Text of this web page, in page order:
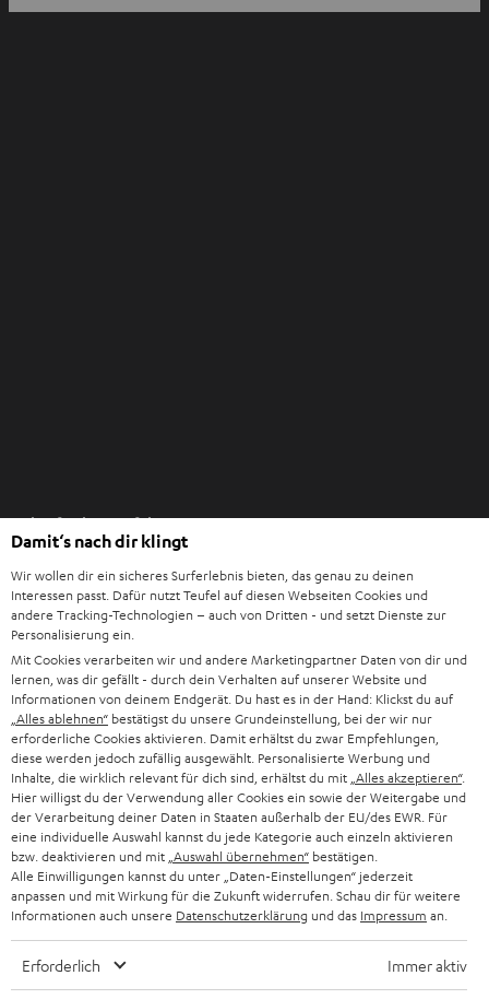
a
m
n
e
u
e
n
T
a
b
ö
n
e
n
Einkaufen bei Teufel
8 Wochen Rückgaberecht
Direkt vom Hersteller
7 Teufel Shops
Audio-Lexikon
Ratgeber
Wissen
Inside
Entertainment
Shop
Im neuen Tab öffnen
Kontakt
Newsletter
Netiquette
Daten-Einstellungen
Impressum
Damit‘s nach dir klingt
Wir wollen dir ein sicheres Surferlebnis bieten, das genau zu deinen
Interessen passt. Dafür nutzt Teufel auf diesen Webseiten Cookies und
andere Tracking-Technologien – auch von Dritten - und setzt Dienste zur
Personalisierung ein.
Mit Cookies verarbeiten wir und andere Marketingpartner Daten von dir und
lernen, was dir gefällt - durch dein Verhalten auf unserer Website und
Informationen von deinem Endgerät. Du hast es in der Hand: Klickst du auf
„Alles ablehnen“ bestätigst du unsere Grundeinstellung, bei der wir nur
erforderliche Cookies aktivieren. Damit erhältst du zwar Empfehlungen,
diese werden jedoch zufällig ausgewählt. Personalisierte Werbung und
Inhalte, die wirklich relevant für dich sind, erhältst du mit „Alles akzeptieren“.
Hier willigst du der Verwendung aller Cookies ein sowie der Weitergabe und
der Verarbeitung deiner Daten in Staaten außerhalb der EU/des EWR. Für
eine individuelle Auswahl kannst du jede Kategorie auch einzeln aktivieren
bzw. deaktivieren und mit „Auswahl übernehmen“ bestätigen.
Alle Einwilligungen kannst du unter „Daten-Einstellungen“ jederzeit
anpassen und mit Wirkung für die Zukunft widerrufen. Schau dir für weitere
Informationen auch unsere Datenschutzerklärung und das Impressum an.
Erforderlich Immer aktiv